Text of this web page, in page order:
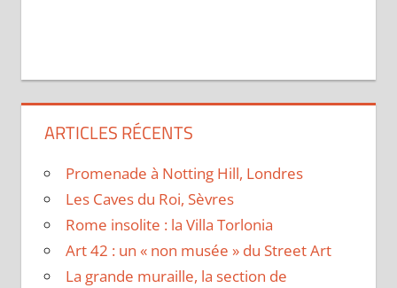
ARTICLES RÉCENTS
Promenade à Notting Hill, Londres
Les Caves du Roi, Sèvres
Rome insolite : la Villa Torlonia
Art 42 : un « non musée » du Street Art
La grande muraille, la section de